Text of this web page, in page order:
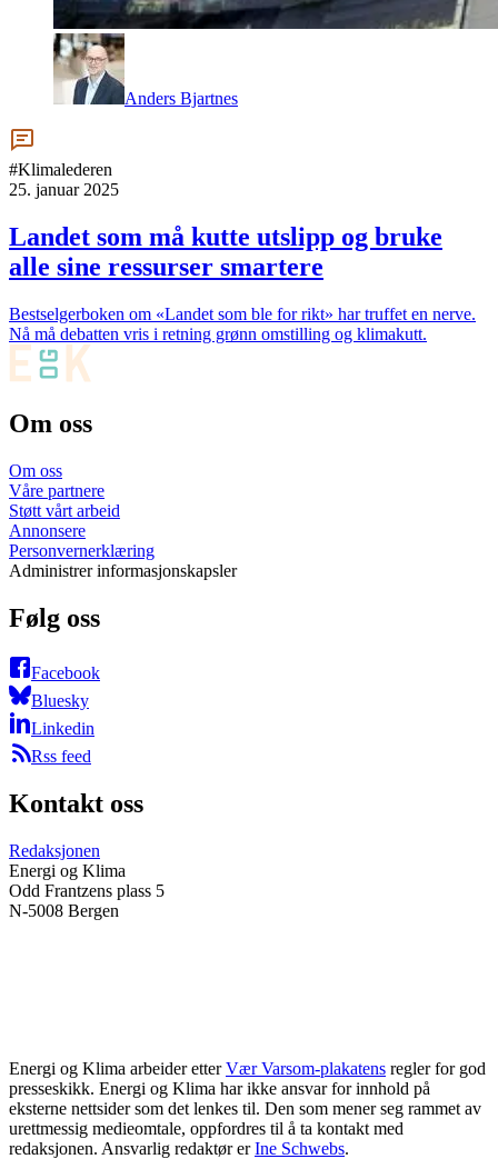
Anders Bjartnes
#Klimalederen
25. januar 2025
Landet som må kutte utslipp og bruke
alle sine ressurser smartere
Bestselgerboken om «Landet som ble for rikt» har truffet en nerve.
Nå må debatten vris i retning grønn omstilling og klimakutt.
Om oss
Om oss
Våre partnere
Støtt vårt arbeid
Annonsere
Personvernerklæring
Administrer informasjonskapsler
Følg oss
Facebook
Bluesky
Linkedin
Rss feed
Kontakt oss
Redaksjonen
Energi og Klima
Odd Frantzens plass 5
N-5008 Bergen
Energi og Klima arbeider etter Vær Varsom-plakatens regler for god
presseskikk. Energi og Klima har ikke ansvar for innhold på
eksterne nettsider som det lenkes til. Den som mener seg rammet av
urettmessig medieomtale, oppfordres til å ta kontakt med
redaksjonen. Ansvarlig redaktør er Ine Schwebs.